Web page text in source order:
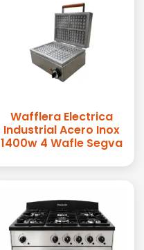
Wafflera Electrica
Industrial Acero Inox
1400w 4 Wafle Segva